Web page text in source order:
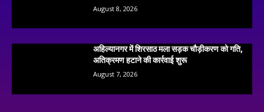
August 8, 2026
अहिल्यानगर में शिरसाठ मला सड़क चौड़ीकरण को गति,
अतिक्रमण हटाने की कार्रवाई शुरू
August 7, 2026